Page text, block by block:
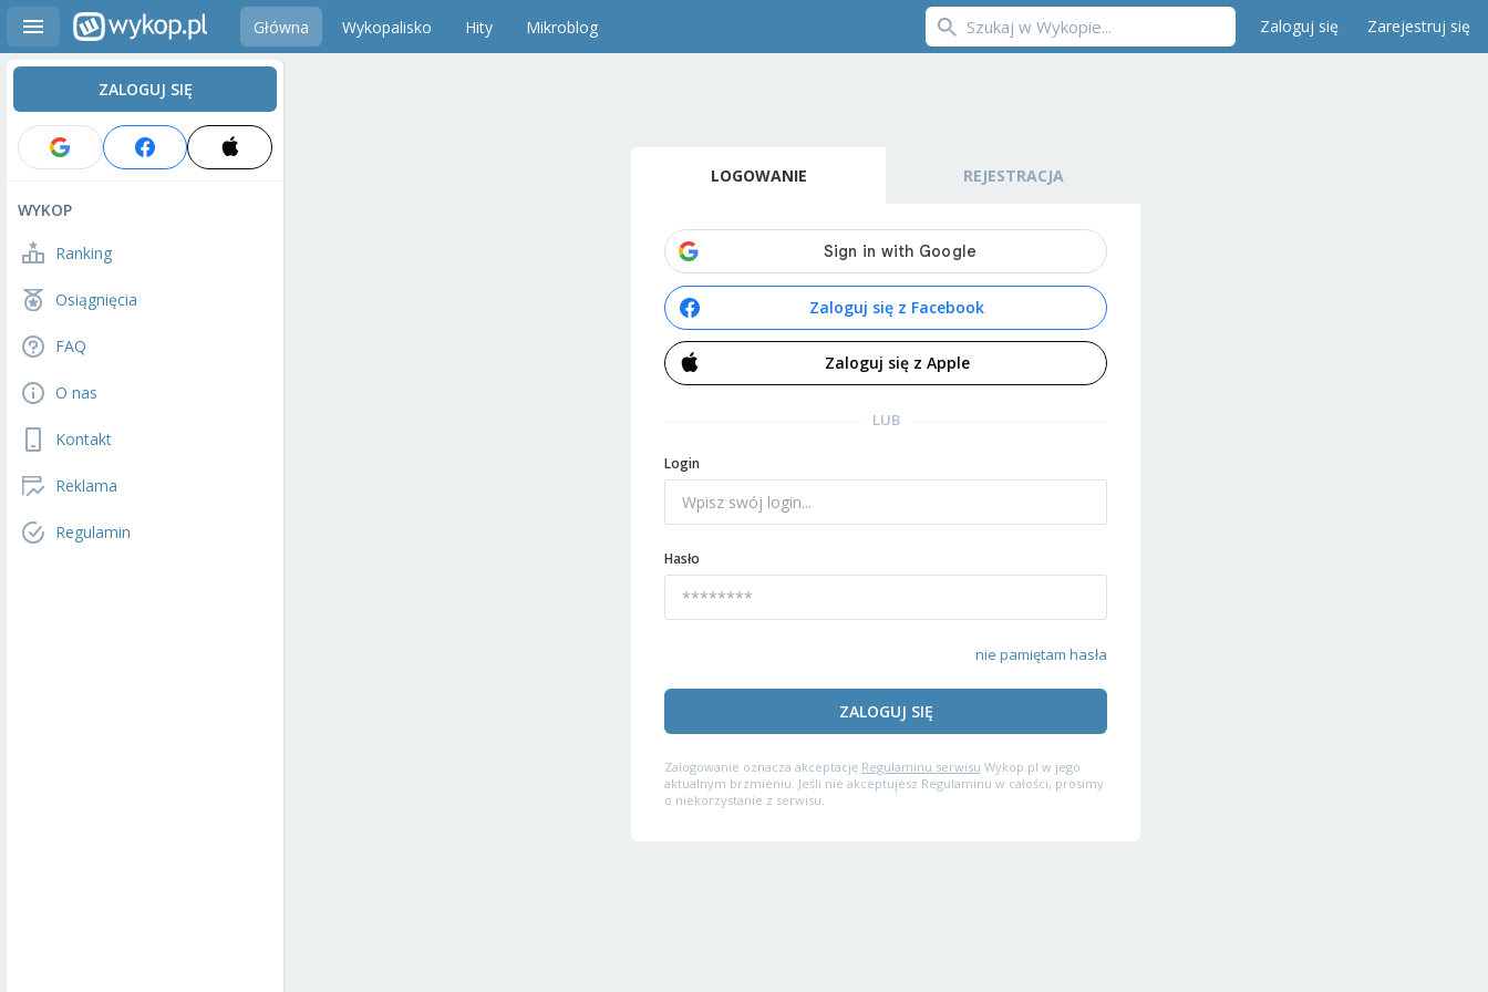
Główna Wykopalisko Hity Mikroblog Zaloguj się Zarejestruj się
ZALOGUJ SIĘ
WYKOP
Ranking
Osiągnięcia
FAQ
O nas
Kontakt
Reklama
Regulamin
LOGOWANIE REJESTRACJA
Zaloguj się z Facebook
Zaloguj się z Apple
LUB
Login
Hasło
nie pamiętam hasła
ZALOGUJ SIĘ
Zalogowanie oznacza akceptację Regulaminu serwisu Wykop.pl w jego
aktualnym brzmieniu. Jeśli nie akceptujesz Regulaminu w całości, prosimy
o niekorzystanie z serwisu.